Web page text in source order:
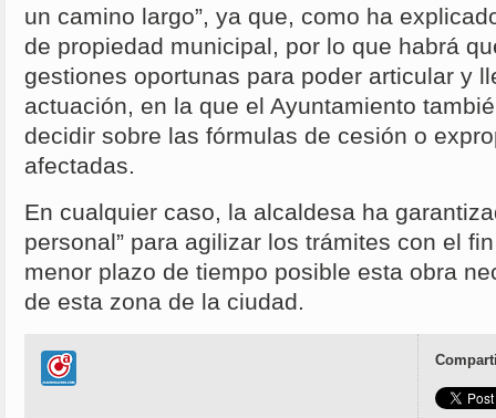
un camino largo”, ya que, como ha
de propiedad municipal, por lo que habrá
gestiones oportunas para poder articular y
actuación, en la que el Ayuntamiento
decidir sobre las fórmulas de cesión o
afectadas.
En cualquier caso, la alcaldesa ha
personal” para agilizar los trámites con el
menor plazo de tiempo posible esta obra
de esta zona de la ciudad.